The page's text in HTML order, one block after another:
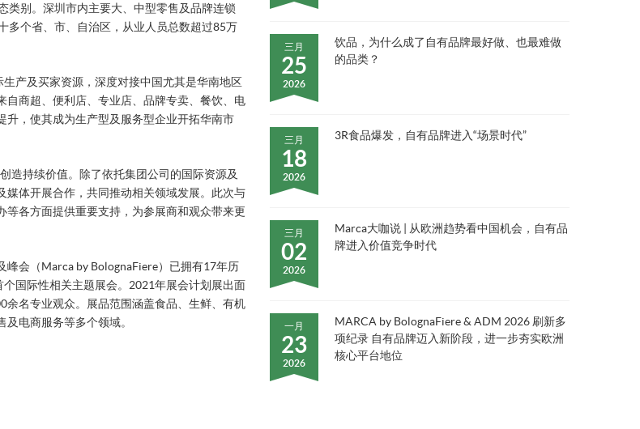
类别。深圳市内主要大、中型零售及品牌连锁
多个省、市、自治区，从业人员总数超过85万
产及买家资源，深度对接中国尤其是华南地区
商超、便利店、专业店、品牌专卖、餐饮、电
，使其成为生产型及服务型企业开拓华南市
造持续价值。除了依托集团公司的国际资源及
媒体开展合作，共同推动相关领域发展。此次与
各方面提供重要支持，为参展商和观众带来更
会（Marca by BolognaFiere）已拥有17年历
国际性相关主题展会。2021年展会计划展出面
名专业观众。展品范围涵盖食品、生鲜、有机
电商服务等多个领域。
三月
25
2026
饮品，为什么成了自有品牌最好做、也最难做
的品类？
三月
18
2026
3R食品爆发，自有品牌进入“场景时代”
三月
02
2026
Marca大咖说 | 从欧洲趋势看中国机会，自有品
牌进入价值竞争时代
一月
23
2026
MARCA by BolognaFiere & ADM 2026 刷新多
项纪录 自有品牌迈入新阶段，进一步夯实欧洲
核心平台地位